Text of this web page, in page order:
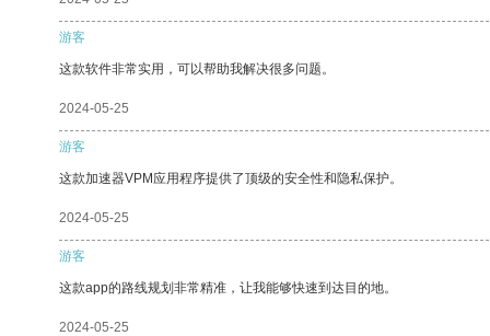
游客
这款软件非常实用，可以帮助我解决很多问题。
2024-05-25
游客
这款加速器VPM应用程序提供了顶级的安全性和隐私保护。
2024-05-25
游客
这款app的路线规划非常精准，让我能够快速到达目的地。
2024-05-25